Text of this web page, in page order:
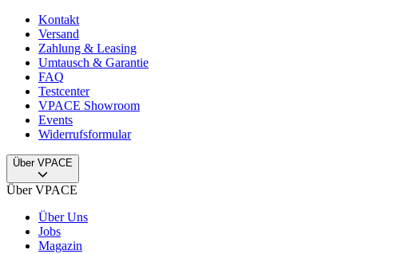
Kontakt
Versand
Zahlung & Leasing
Umtausch & Garantie
FAQ
Testcenter
VPACE Showroom
Events
Widerrufsformular
Über VPACE
Über VPACE
Über Uns
Jobs
Magazin